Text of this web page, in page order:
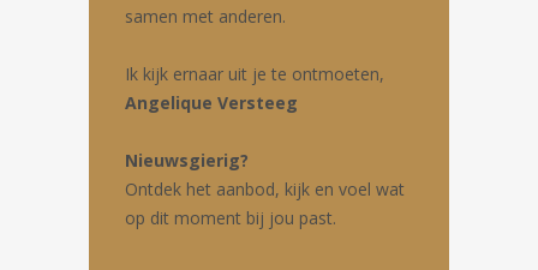
samen met anderen.
Ik kijk ernaar uit je te ontmoeten,
Angelique Versteeg
Nieuwsgierig?
Ontdek het aanbod, kijk en voel wat
op dit moment bij jou past.